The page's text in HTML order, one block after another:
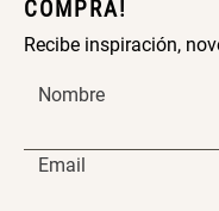
COMPRA!
Recibe inspiración,
Nombre
Email
Cama Nido Grande para